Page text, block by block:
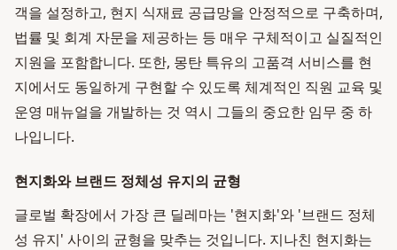
객을 설정하고, 현지 식재료 공급망을 안정적으로 구축하며,
법률 및 회계 자문을 제공하는 등 매우 구체적이고 실질적인
지원을 포함합니다. 또한, 몽탄 특유의 고품격 서비스를 현
지에서도 동일하게 구현할 수 있도록 체계적인 직원 교육 및
운영 매뉴얼을 개발하는 것 역시 그들의 중요한 임무 중 하
나입니다.
현지화와 브랜드 정체성 유지의 균형
글로벌 확장에서 가장 큰 딜레마는 '현지화'와 '브랜드 정체
성 유지' 사이의 균형을 맞추는 것입니다. 지나친 현지화는